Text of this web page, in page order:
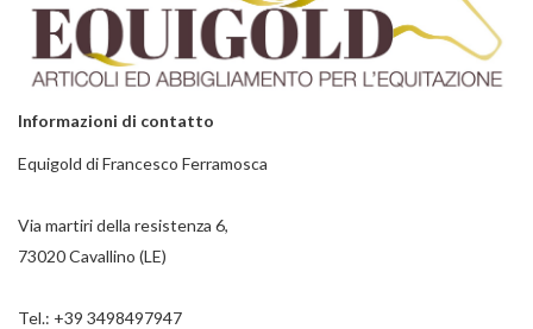
Informazioni di contatto
Equigold di Francesco Ferramosca
Via martiri della resistenza 6,
73020 Cavallino (LE)
Tel.: +39 3498497947